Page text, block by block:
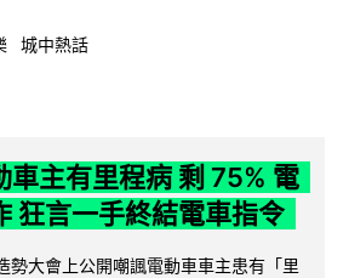
城中熱話
車主有里程病 剩 75% 電
狂言一手終結電車指令
勢大會上公開嘲諷電動車車主患有「里